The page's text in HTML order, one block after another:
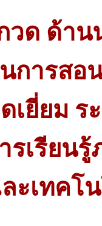
วด ด้า
นการสอ
เยี่ยม
รเรียน
ะเทคโ